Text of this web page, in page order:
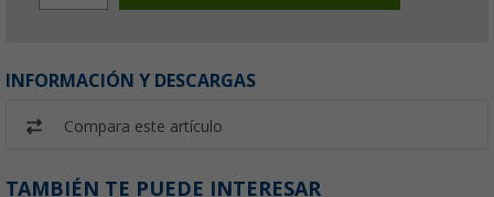
INFORMACIÓN Y DESCARGAS
Compara este artículo
TAMBIÉN TE PUEDE INTERESAR